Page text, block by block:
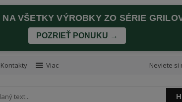
NA VŠETKY VÝROBKY ZO SÉRIE
POZRIEŤ PONUKU →
Kontakty Viac Neviete si